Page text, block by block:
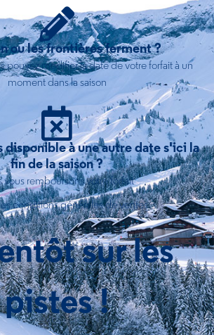
ou les frontières ferment ?
pouvez modifier la date de votre forfait à un
moment dans la saison
disponible à une autre date s'ici la
fin de la saison ?
vous remboursons votre forfait
conditions générales de ventes
sur les
pistes !